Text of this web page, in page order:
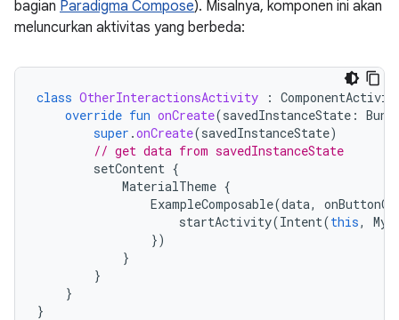
bagian Paradigma Compose). Misalnya, komponen ini akan
meluncurkan aktivitas yang berbeda:
class OtherInteractionsActivity :
override fun onCreate(savedInstanceState :
super .onCreate(savedInstanceState)
// get data from savedInstanceState
setContent {
MaterialTheme {
ExampleComposable(data,
startActivity(Intent(this,
})
}
}
}
}